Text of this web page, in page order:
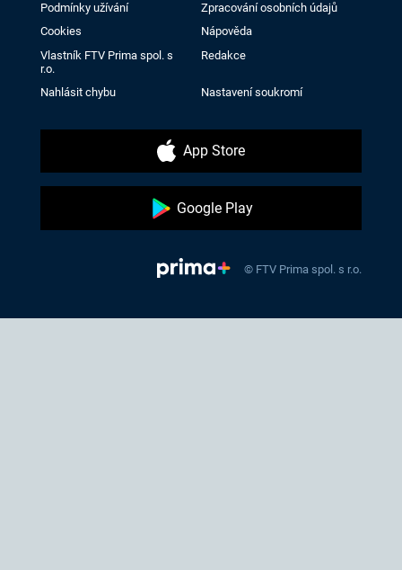
Podmínky užívání
Zpracování osobních údajů
Cookies
Nápověda
Vlastník FTV Prima spol. s
r.o.
Redakce
Nahlásit chybu Nastavení soukromí
App Store
Google Play
© FTV Prima spol. s r.o.